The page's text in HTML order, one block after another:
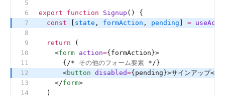
export function Signup () {
  const
state , formAction , pending =
  return
(
    <
form action={formAction}>
      {
/* その他のフォーム要素 */ }
      <
button disabled={pending}>サインアップ</
    </
form>
  )